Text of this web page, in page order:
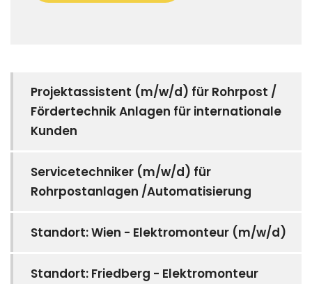
Projektassistent (m/w/d) für Rohrpost /
Fördertechnik Anlagen für internationale
Kunden
Servicetechniker (m/w/d) für
Rohrpostanlagen /Automatisierung
Standort: Wien - Elektromonteur (m/w/d)
Standort: Friedberg - Elektromonteur